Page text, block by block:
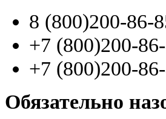
8 (800)200-86-
+7 (800)200-
+7 (800)200-
Обязательно